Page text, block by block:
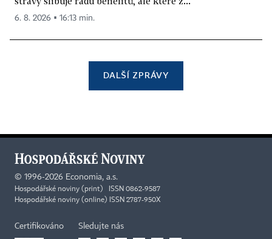
6. 8. 2026 ▪ 16:13 min.
DALŠÍ ZPRÁVY
© 1996-2026 Economia, a.s.
Hospodářské noviny (print) ISSN 0862-9587
Hospodářské noviny (online) ISSN 2787-950X
Certifikováno Sledujte nás